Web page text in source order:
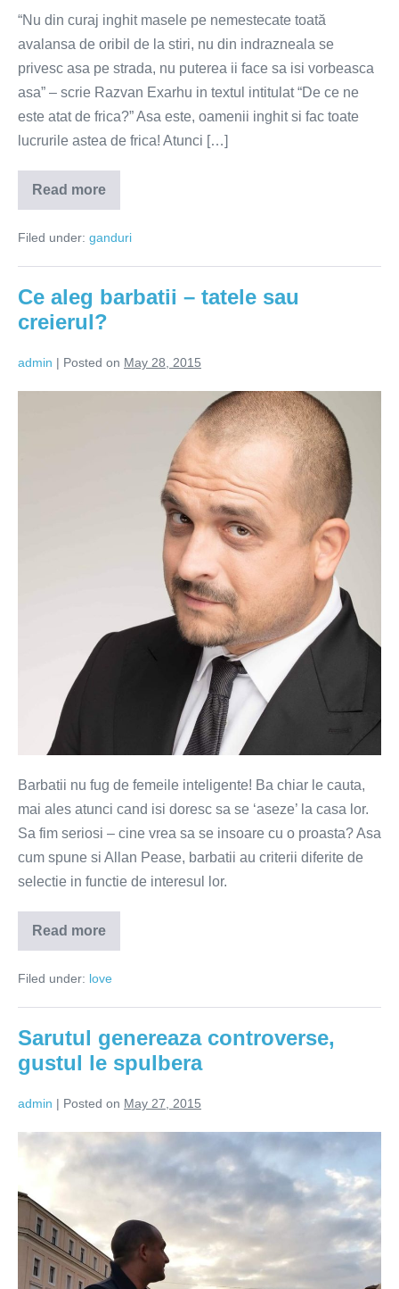
“Nu din curaj inghit masele pe nemestecate toată
avalansa de oribil de la stiri, nu din indrazneala se
privesc asa pe strada, nu puterea ii face sa isi vorbeasca
asa” – scrie Razvan Exarhu in textul intitulat “De ce ne
este atat de frica?” Asa este, oamenii inghit si fac toate
lucrurile astea de frica! Atunci […]
Read more
Frica
–
bucuriei
Filed under: ganduri
Ce aleg barbatii – tatele sau
creierul?
admin | Posted on May 28, 2015
Barbatii nu fug de femeile inteligente! Ba chiar le cauta,
mai ales atunci cand isi doresc sa se ‘aseze’ la casa lor.
Sa fim seriosi – cine vrea sa se insoare cu o proasta? Asa
cum spune si Allan Pease, barbatii au criterii diferite de
selectie in functie de interesul lor.
Read more
Ce
aleg
–
sau
Filed under: love
Sarutul genereaza controverse,
gustul le spulbera
admin | Posted on May 27, 2015
genereaza
controverse,
gustul
le
spulbera